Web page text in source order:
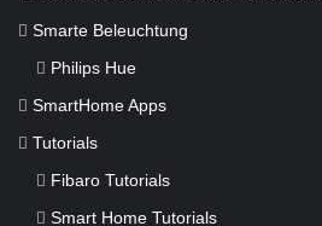
Smarte Beleuchtung
Philips Hue
SmartHome Apps
Tutorials
Fibaro Tutorials
Smart Home Tutorials